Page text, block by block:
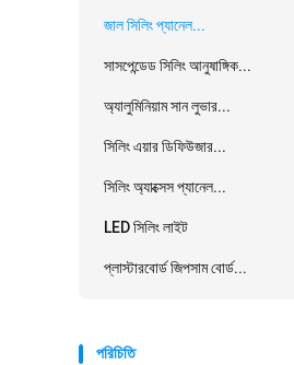
জাল সিলিং প্যানেল...
সাসপেন্ডেড সিলিং আনুষাঙ্গিক...
অ্যালুমিনিয়াম সান লুভার...
সিলিং এয়ার ডিফিউজার...
সিলিং অ্যাক্সেস প্যানেল...
LED সিলিং লাইট
প্লাস্টারবোর্ড জিপসাম বোর্ড...
পরিচিতি